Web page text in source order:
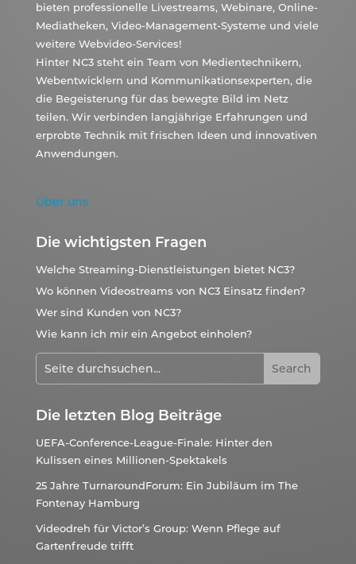
bieten professionelle Livestreams, Webinare, Online-
Mediatheken, Video-Management-Systeme und viele
weitere Webvideo-Services!
Hinter NC3 steht ein Team von Medientechnikern,
Webentwicklern und Kommunikationsexperten, die
die Begeisterung für das bewegte Bild im Netz
teilen. Wir verbinden langjährige Erfahrungen und
erprobte Technik mit frischen Ideen und innovativen
Anwendungen.
Über uns
Die wichtigsten Fragen
Welche Streaming-Dienstleistungen bietet NC3?
Wo können Videostreams von NC3 Einsatz finden?
Wer sind Kunden von NC3?
Wie kann ich mir ein Angebot einholen?
Die letzten Blog Beiträge
UEFA-Conference-League-Finale: Hinter den
Kulissen eines Millionen-Spektakels
25 Jahre TurnaroundForum: Ein Jubiläum im The
Fontenay Hamburg
Videodreh für Victor’s Group: Wenn Pflege auf
Gartenfreude trifft